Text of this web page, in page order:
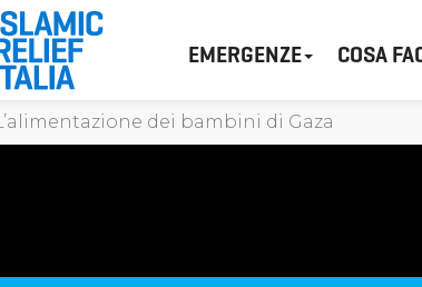
EMERGENZE COSA
dei bambini di Gaza